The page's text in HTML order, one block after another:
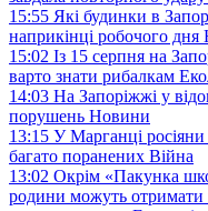
15:55 Які будинки в
наприкінці робочого дня
15:02 Із 15 серпня на
варто знати рибалкам
14:03 На Запоріжжі у
порушень Новини
13:15 У Марганці
багато поранених Війна
13:02 Окрім «Пакунка
родини можуть отримати